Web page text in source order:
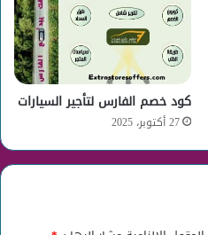
كود خصم الفارس لتأجير السيارات
27 أكتوبر، 2025